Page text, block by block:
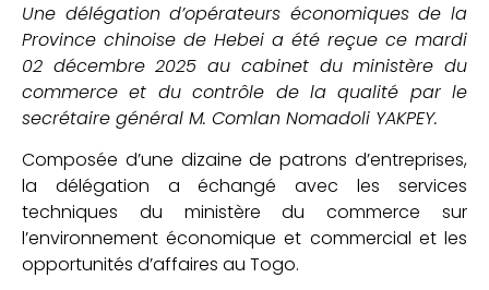
Une délégation d’opérateurs économiques de la
Province chinoise de Hebei a été reçue ce mardi
02 décembre 2025 au cabinet du ministère du
commerce et du contrôle de la qualité par le
secrétaire général M. Comlan Nomadoli YAKPEY.
Composée d’une dizaine de patrons d’entreprises,
la délégation a échangé avec les services
techniques du ministère du commerce sur
l’environnement économique et commercial et les
opportunités d’affaires au Togo.